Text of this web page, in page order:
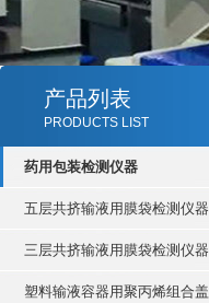
产品列表
PRODUCTS LIST
药用包装检测仪器
五层共挤输液用膜袋检测仪器
三层共挤输液用膜袋检测仪器
塑料输液容器用聚丙烯组合